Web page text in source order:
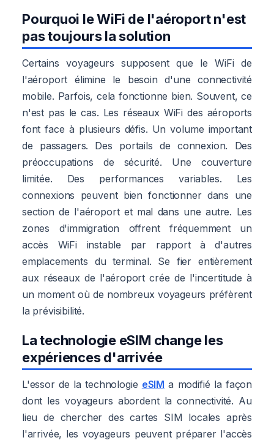
Pourquoi le WiFi de l'aéroport n'est
pas toujours la solution
Certains voyageurs supposent que le WiFi de
l'aéroport élimine le besoin d'une connectivité
mobile. Parfois, cela fonctionne bien. Souvent, ce
n'est pas le cas. Les réseaux WiFi des aéroports
font face à plusieurs défis. Un volume important
de passagers. Des portails de connexion. Des
préoccupations de sécurité. Une couverture
limitée. Des performances variables. Les
connexions peuvent bien fonctionner dans une
section de l'aéroport et mal dans une autre. Les
zones d'immigration offrent fréquemment un
accès WiFi instable par rapport à d'autres
emplacements du terminal. Se fier entièrement
aux réseaux de l'aéroport crée de l'incertitude à
un moment où de nombreux voyageurs préfèrent
la prévisibilité.
La technologie eSIM change les
expériences d'arrivée
L'essor de la technologie eSIM a modifié la façon
dont les voyageurs abordent la connectivité. Au
lieu de chercher des cartes SIM locales après
l'arrivée, les voyageurs peuvent préparer l'accès